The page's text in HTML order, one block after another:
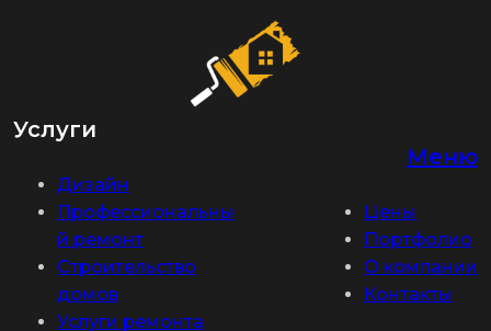
Услуги
Дизайн
Профессиональны
й ремонт
Строительство
домов
Услуги ремонта
Меню
Цены
Портфолио
О компании
Контакты